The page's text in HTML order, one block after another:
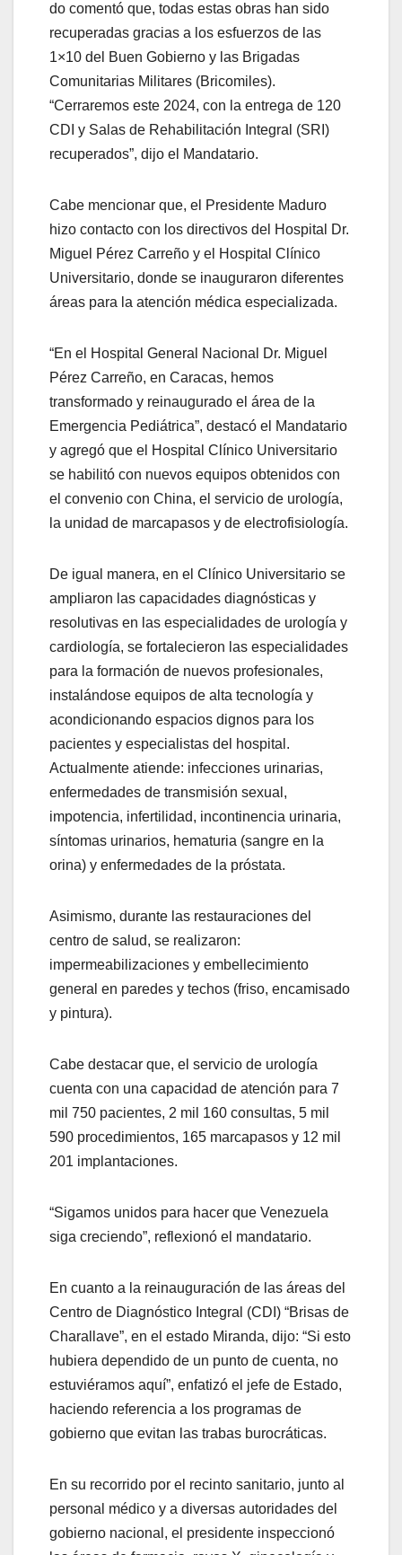
do comentó que, todas estas obras han sido
recuperadas gracias a los esfuerzos de las
1×10 del Buen Gobierno y las Brigadas
Comunitarias Militares (Bricomiles).
“Cerraremos este 2024, con la entrega de 120
CDI y Salas de Rehabilitación Integral (SRI)
recuperados”, dijo el Mandatario.
Cabe mencionar que, el Presidente Maduro
hizo contacto con los directivos del Hospital Dr.
Miguel Pérez Carreño y el Hospital Clínico
Universitario, donde se inauguraron diferentes
áreas para la atención médica especializada.
“En el Hospital General Nacional Dr. Miguel
Pérez Carreño, en Caracas, hemos
transformado y reinaugurado el área de la
Emergencia Pediátrica”, destacó el Mandatario
y agregó que el Hospital Clínico Universitario
se habilitó con nuevos equipos obtenidos con
el convenio con China, el servicio de urología,
la unidad de marcapasos y de electrofisiología.
De igual manera, en el Clínico Universitario se
ampliaron las capacidades diagnósticas y
resolutivas en las especialidades de urología y
cardiología, se fortalecieron las especialidades
para la formación de nuevos profesionales,
instalándose equipos de alta tecnología y
acondicionando espacios dignos para los
pacientes y especialistas del hospital.
Actualmente atiende: infecciones urinarias,
enfermedades de transmisión sexual,
impotencia, infertilidad, incontinencia urinaria,
síntomas urinarios, hematuria (sangre en la
orina) y enfermedades de la próstata.
Asimismo, durante las restauraciones del
centro de salud, se realizaron:
impermeabilizaciones y embellecimiento
general en paredes y techos (friso, encamisado
y pintura).
Cabe destacar que, el servicio de urología
cuenta con una capacidad de atención para 7
mil 750 pacientes, 2 mil 160 consultas, 5 mil
590 procedimientos, 165 marcapasos y 12 mil
201 implantaciones.
“Sigamos unidos para hacer que Venezuela
siga creciendo”, reflexionó el mandatario.
En cuanto a la reinauguración de las áreas del
Centro de Diagnóstico Integral (CDI) “Brisas de
Charallave”, en el estado Miranda, dijo: “Si esto
hubiera dependido de un punto de cuenta, no
estuviéramos aquí”, enfatizó el jefe de Estado,
haciendo referencia a los programas de
gobierno que evitan las trabas burocráticas.
En su recorrido por el recinto sanitario, junto al
personal médico y a diversas autoridades del
gobierno nacional, el presidente inspeccionó